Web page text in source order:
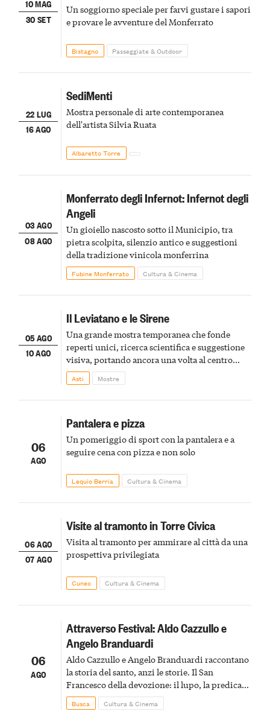
10 MAG
30 SET
Un soggiorno speciale per farvi gustare i sapori
e provare le avventure del Monferrato
Bistagno Passeggiate & Outdoor
22 LUG
16 AGO
SediMenti
Mostra personale di arte contemporanea
dell'artista Silvia Ruata
Albaretto Torre
03 AGO
08 AGO
Monferrato degli Infernot: Infernot degli
Angeli
Un gioiello nascosto sotto il Municipio, tra
pietra scolpita, silenzio antico e suggestioni
della tradizione vinicola monferrina
Fubine Monferrato Cultura & Cinema
05 AGO
10 AGO
Il Leviatano e le Sirene
Una grande mostra temporanea che fonde
reperti unici, ricerca scientifica e suggestione
visiva, portando ancora una volta al centro
della scena le meraviglie del passato astigiano
Asti Mostre
06
AGO
Pantalera e pizza
Un pomeriggio di sport con la pantalera e a
seguire cena con pizza e non solo
Lequio Berria Cultura & Cinema
06 AGO
07 AGO
Visite al tramonto in Torre Civica
Visita al tramonto per ammirare al città da una
prospettiva privilegiata
Cuneo Cultura & Cinema
06
AGO
Attraverso Festival: Aldo Cazzullo e
Angelo Branduardi
Aldo Cazzullo e Angelo Branduardi raccontano
la storia del santo, anzi le storie. Il San
Francesco della devozione: il lupo, la predica
agli uccelli, le stimmate
Busca Cultura & Cinema